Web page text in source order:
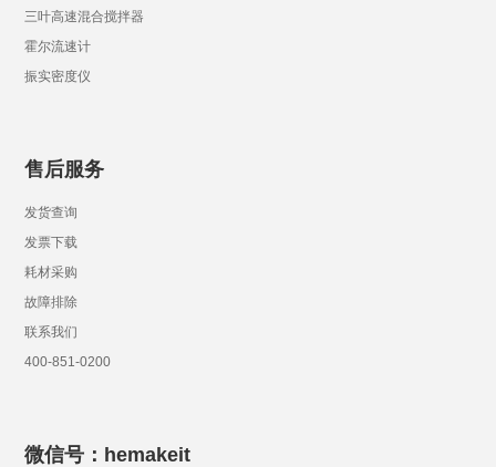
三叶高速混合搅拌器
霍尔流速计
振实密度仪
售后服务
发货查询
发票下载
耗材采购
故障排除
联系我们
400-851-0200
微信号：hemakeit